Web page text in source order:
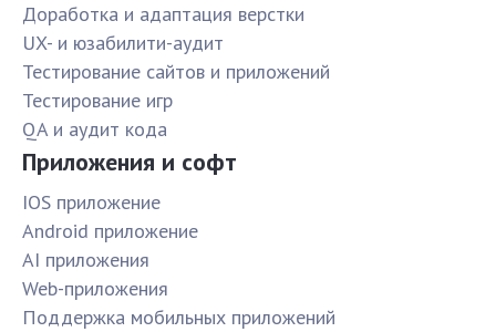
Доработка и адаптация верстки
UX- и юзабилити-аудит
Тестирование сайтов и приложений
Тестирование игр
QA и аудит кода
Приложения и софт
IOS приложение
Android приложение
AI приложения
Web-приложения
Поддержка мобильных приложений